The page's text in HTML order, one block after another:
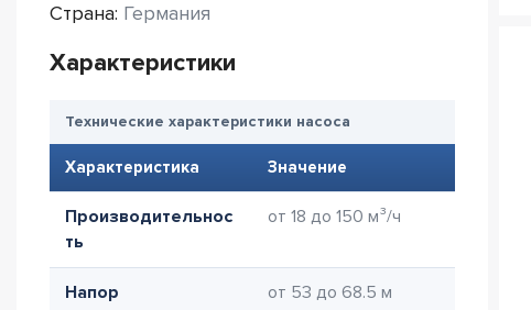
Страна: Германия
Характеристики
Технические характеристики насоса
Характеристика Значение
Производительнос
ть
от 18 до 150 м³/ч
Напор от 53 до 68.5 м